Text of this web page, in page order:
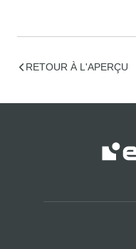
RETOUR À L'APERÇU